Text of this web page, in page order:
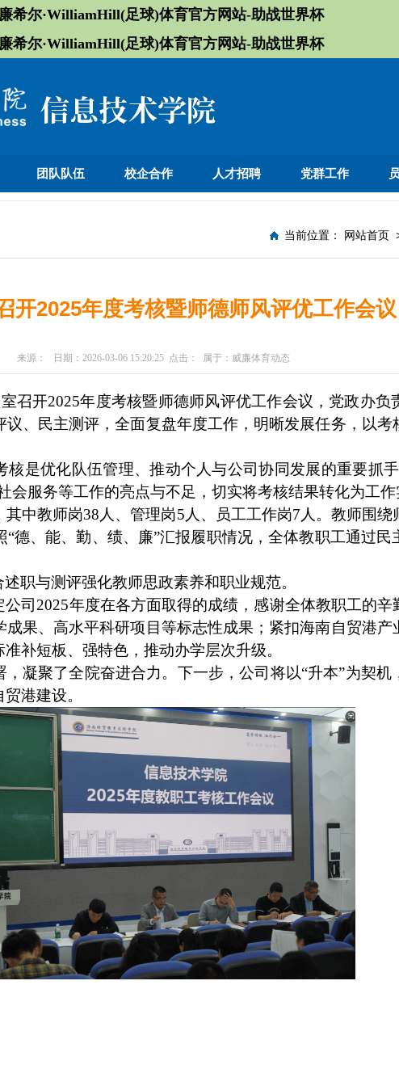
希尔·WilliamHill(足球)体育官方网站-助战世界杯
希尔·WilliamHill(足球)体育官方网站-助战世界杯
团队队伍 校企合作 人才招聘 党群工作
当前位置： 网站首页
开2025年度考核暨师德师风评优工作会议
来源： 日期： 2026-03-06 15:20:25 点击： 属于： 威廉体育动态
召开2025年度考核暨师德师风评优工作会议， 党政办负
议、民主测评，全面复盘年度工作，明晰发展任务，以
是优化队伍管理、推动个人与公司协同发展的重要抓
会服务等工作的亮点与不足，切实将考核结果转化为工作
其中教师岗38人、管理岗5人、员工工作岗7人。教师围
德、能、勤、绩、廉”汇报履职情况，全体教职工通过
职与测评强化教师思政素养和职业规范。
司 2025年度在各方面取得的成绩，感谢全体教职工的
果、高水平科研项目等标志性成果；紧扣海南自贸港
补短板、强特色，推动办学层次升级。
凝聚了全院奋进合力。下一步，公司将以“升本”为契
港建设。